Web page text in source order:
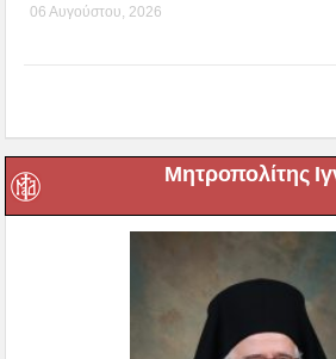
06 Αυγούστου, 2026
Μητροπολίτης